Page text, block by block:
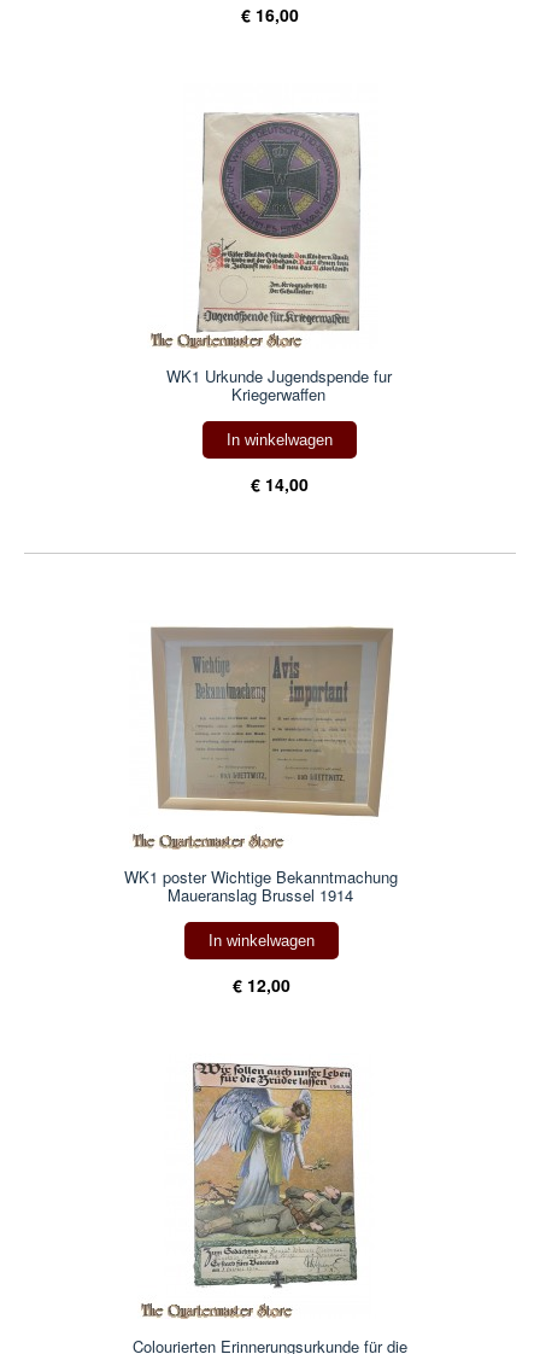
€ 16,00
WK1 Urkunde Jugendspende fur
Kriegerwaffen
In winkelwagen
€ 14,00
WK1 poster Wichtige Bekanntmachung
Maueranslag Brussel 1914
In winkelwagen
€ 12,00
Colourierten Erinnerungsurkunde für die